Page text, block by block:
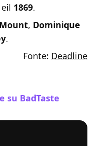
eil 1869.
, Dominique
.
Fonte: Deadline
su BadTaste